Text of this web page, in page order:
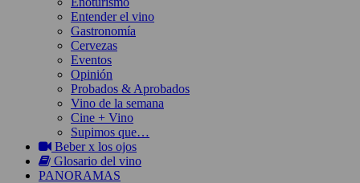
Entender el vino
Gastronomía
Cervezas
Eventos
Opinión
Probados & Aprobados
Vino de la semana
Cine + Vino
Supimos que…
Beber x los ojos
Glosario del vino
PANORAMAS